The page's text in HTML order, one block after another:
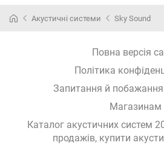
Акустичні системи Sky Sound
Повна версія
Політика
Запитання й
Магазинам
Каталог акустичних систем
продажів, купити